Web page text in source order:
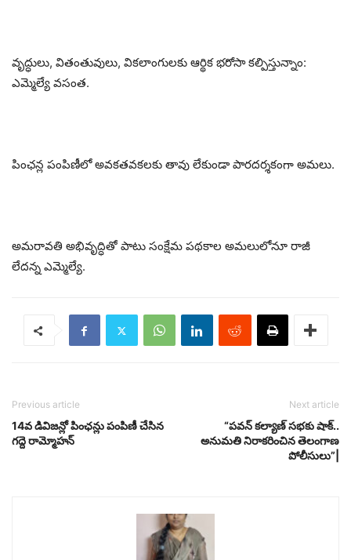
వృద్ధులు, వితంతువులు, వికలాంగులకు ఆర్థిక భరోసా కల్పిస్తున్నాం:
ఎమ్మెల్యే వసంత.
పింఛన్ల పంపిణీలో అవకతవకలకు తావు లేకుండా పారదర్శకంగా అమలు.
అమరావతి అభివృద్ధితో పాటు సంక్షేమ పథకాల అమలులోనూ రాజీ
లేదన్న ఎమ్మెల్యే.
Previous article
14వ డివిజన్లో పింఛన్లు పంపిణీ చేసిన
గద్దె రామ్మోహన్
Next article
“పవన్ కల్యాణ్ సభకు షాక్..
అనుమతి నిరాకరించిన తెలంగాణ
పోలీసులు”|